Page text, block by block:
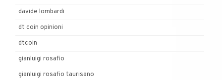
davide lombardi
dt coin opinioni
dtcoin
gianluigi rosafio
gianluigi rosafio taurisano